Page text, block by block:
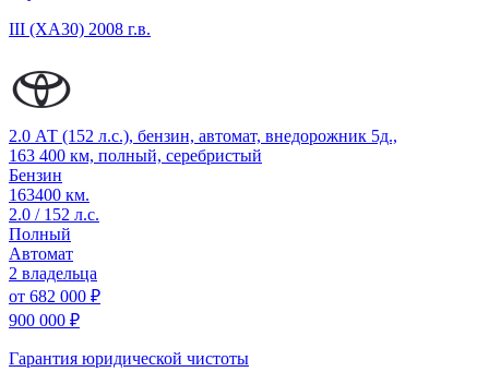
III (XA30) 2008 г.в.
2.0 АТ (152 л.с.), бензин, автомат, внедорожник 5д.,
163 400 км, полный, серебристый
Бензин
163400 км.
2.0 / 152 л.с.
Полный
Автомат
2 владельца
от 682 000 ₽
900 000 ₽
Гарантия юридической чистоты